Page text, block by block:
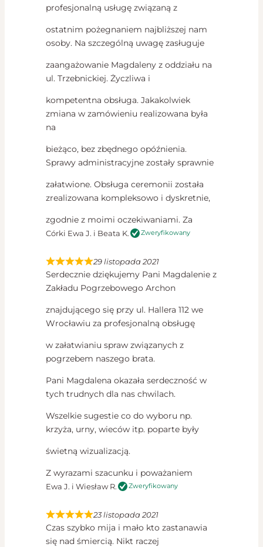
profesjonalną usługę związaną z
ostatnim pożegnaniem najbliższej nam
osoby. Na szczególną uwagę zasługuje
zaangażowanie Magdaleny z oddziału na
ul. Trzebnickiej. Życzliwa i
kompetentna obsługa. Jakakolwiek
zmiana w zamówieniu realizowana była
na
bieżąco, bez zbędnego opóźnienia.
Sprawy administracyjne zostały sprawnie
załatwione. Obsługa ceremonii została
zrealizowana kompleksowo i dyskretnie,
zgodnie z moimi oczekiwaniami. Za
Córki Ewa J. i Beata K. Zweryfikowany
29 listopada 2021
Serdecznie dziękujemy Pani Magdalenie z
Zakładu Pogrzebowego Archon
znajdującego się przy ul. Hallera 112 we
Wrocławiu za profesjonalną obsługę
w załatwianiu spraw związanych z
pogrzebem naszego brata.
Pani Magdalena okazała serdeczność w
tych trudnych dla nas chwilach.
Wszelkie sugestie co do wyboru np.
krzyża, urny, wieców itp. poparte były
świetną wizualizacją.
Z wyrazami szacunku i poważaniem
Ewa J. i Wiesław R. Zweryfikowany
23 listopada 2021
Czas szybko mija i mało kto zastanawia
się nad śmiercią. Nikt raczej